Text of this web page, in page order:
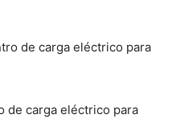
de carga eléctrico para